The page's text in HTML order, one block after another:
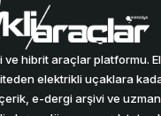
ve hibrit araçlar platformu.
elektrikli uçaklara
e-dergi arşivi ve